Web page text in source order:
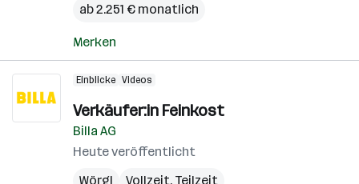
ab 2.251 € monatlich
Merken
Einblicke Videos
Verkäufer:in Feinkost
Billa AG
Heute veröffentlicht
Wörgl
Vollzeit, Teilzeit